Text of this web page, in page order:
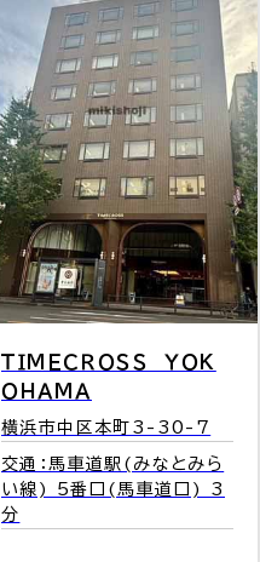
ＴＩＭＥＣＲＯＳＳ ＹＯＫ
ＯＨＡＭＡ
横浜市中区本町3-30-7
交通：馬車道駅(みなとみら
い線) 5番口(馬車道口) 3
分